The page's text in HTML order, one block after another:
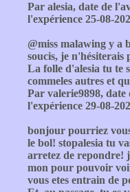
Par alesia, date de
l'expérience 25-08-
@miss malawing y a
soucis, je n'hésiterais
La folle d'alesia tu te
commeles autres et
Par valerie9898, date
l'expérience 29-08-
bonjour pourriez
le bol! stopalesia tu
arretez de repondre!
mon pour pouvoir
vous etes entrain de